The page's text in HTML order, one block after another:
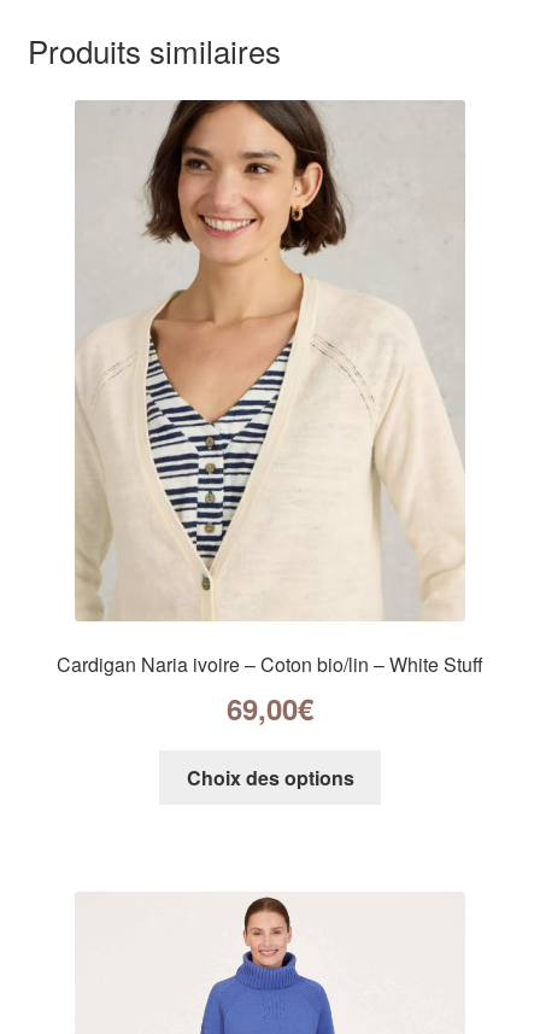
Produits similaires
Cardigan Naria ivoire – Coton bio/lin – White Stuff
69,00€
Choix des options